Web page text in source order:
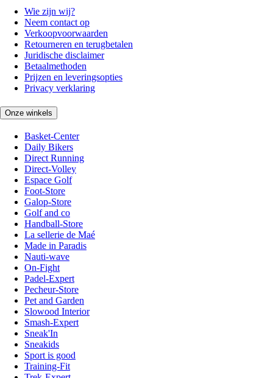
Wie zijn wij?
Neem contact op
Verkoopvoorwaarden
Retourneren en terugbetalen
Juridische disclaimer
Betaalmethoden
Prijzen en leveringsopties
Privacy verklaring
Onze winkels
Basket-Center
Daily Bikers
Direct Running
Direct-Volley
Espace Golf
Foot-Store
Galop-Store
Golf and co
Handball-Store
La sellerie de Maé
Made in Paradis
Nauti-wave
On-Fight
Padel-Expert
Pecheur-Store
Pet and Garden
Slowood Interior
Smash-Expert
Sneak'In
Sneakids
Sport is good
Training-Fit